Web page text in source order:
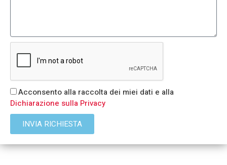
Acconsento alla raccolta dei miei dati e alla
Dichiarazione sulla Privacy
INVIA RICHIESTA